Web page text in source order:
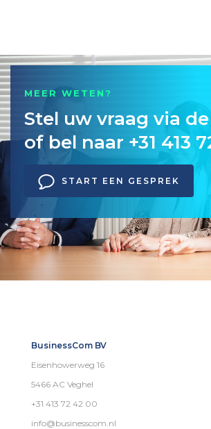
MEER WETEN?
Stel uw vraag via
of bel naar +31 413
START EEN GESPREK
BusinessCom BV
Eisenhowerweg 16
5466 AC Veghel
+31 413 72 42 00
info@businesscom.nl